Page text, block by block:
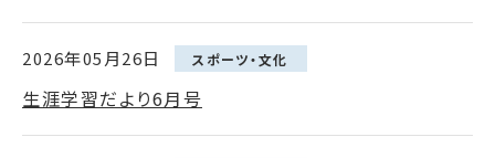
2026年05月26日 スポーツ・文化
生涯学習だより6月号